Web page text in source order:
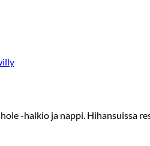
-halkio ja nappi. Hihansuissa